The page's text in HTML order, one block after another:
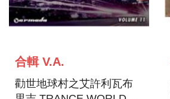
合輯 V.A.
勸世地球村之艾許利瓦布